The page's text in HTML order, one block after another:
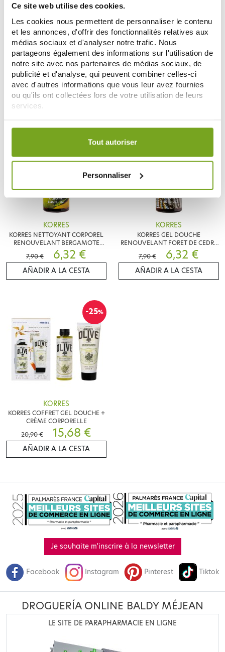
Ce site web utilise des cookies.
Les cookies nous permettent de personnaliser le contenu
et les annonces, d'offrir des fonctionnalités relatives aux
médias sociaux et d'analyser notre trafic. Nous
partageons également des informations sur l'utilisation de
notre site avec nos partenaires de médias sociaux, de
publicité et d'analyse, qui peuvent combiner celles-ci
avec d'autres informations que vous leur avez fournies
ou qu'ils ont collectées lors de votre utilisation de leurs
services.
Votre choix de consentement est conservé pendant une
Tout autoriser
Personnaliser
KORRES
KORRES NETTOYANT CORPOREL
RENOUVELANT THE A LA
MENTHE 250ML
7,90 € 6,32 €
AÑADIR A LA CESTA
KORRES
KORRES NETTOYANT CORPOREL
RENOUVELANT VANILLE
CANNELLE 250ML
7,90 € 5,92 €
AÑADIR A LA CESTA
KORRES
KORRES NETTOYANT CORPOREL
RENOUVELANT BERGAMOTE
POIRE 250ML
7,90 € 6,32 €
AÑADIR A LA CESTA
Zéro
KORRES
KORRES GEL DOUCHE
RENOUVELANT FORET DE CEDRE
250ML
7,90 € 6,32 €
AÑADIR A LA CESTA
-25%
KORRES
KORRES COFFRET GEL DOUCHE +
CRÈME CORPORELLE
20,90 €
15,68 €
AÑADIR A LA CESTA
Je souhaite m'inscrire à la newsletter
Facebook Instagram Pinterest Tiktok
DROGUERÍA ONLINE BALDY MÉJEAN
LE SITE DE PARAPHARMACIE EN LIGNE